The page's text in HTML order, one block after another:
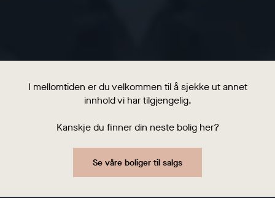
I mellomtiden er du velkommen til å sjekke ut annet
innhold vi har tilgjengelig.
Kanskje du finner din neste bolig her?
Se våre boliger til salgs